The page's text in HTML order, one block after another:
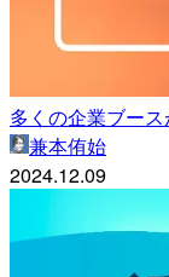
多くの企業ブー
兼本侑始
2024.12.09